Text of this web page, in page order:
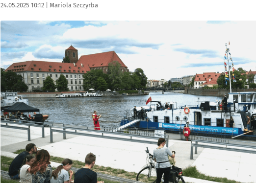
Data publikacji:
24.05.2025 10:12 | Autor:
Mariola Szczyrba
Kliknij, aby powiększyć